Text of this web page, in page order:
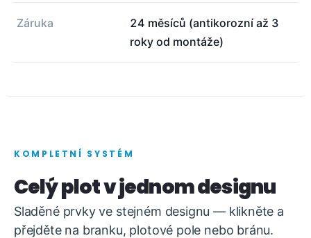
Záruka
24 měsíců (antikorozní až 3
roky od montáže)
KOMPLETNÍ SYSTÉM
Celý plot v jednom designu
Sladěné prvky ve stejném designu — klikněte a
přejděte na branku, plotové pole nebo bránu.